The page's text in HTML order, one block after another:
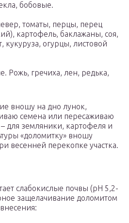
бобовые.
томаты, перцы, перец
картофель, баклажаны, соя,
кукуруза, огурцы, листовой
Рожь, гречиха, лен, редька,
вношу на дно лунок,
семена или пересаживаю
для земляники, картофеля и
«доломитку» вношу
весенней перекопке участка.
слабокислые почвы (рН 5,2-
защелачивание доломитом